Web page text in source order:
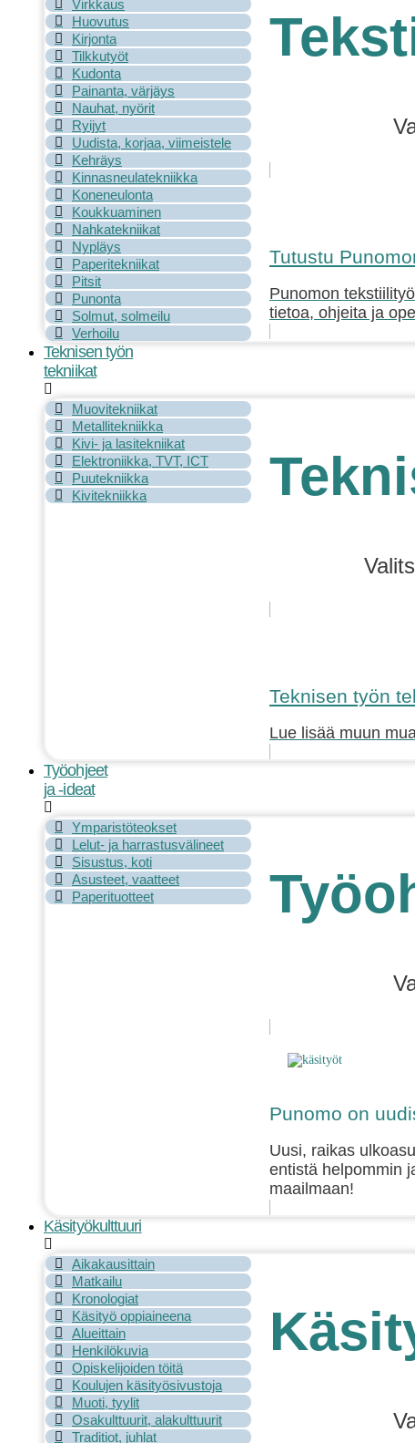
Virkkaus
Huovutus
Kirjonta
Tilkkutyöt
Kudonta
Painanta, värjäys
Nauhat, nyörit
Ryijyt
Uudista, korjaa, viimeistele
Kehräys
Kinnasneulatekniikka
Koneneulonta
Koukkuaminen
Nahkatekniikat
Nypläys
Paperitekniikat
Pitsit
Punonta
Solmut, solmeilu
Verhoilu
Tutustu
Punomon
tietoa, ohjeita ja
Teknisen työn
tekniikat
Muovitekniikat
Metallitekniikka
Kivi- ja lasitekniikat
Elektroniikka, TVT, ICT
Puutekniikka
Kivitekniikka
Teknisen työn
Lue lisää muun
Työohjeet
ja -ideat
Ymparistöteokset
Lelut- ja harrastusvälineet
Sisustus, koti
Asusteet, vaatteet
Paperituotteet
Punomo on
Uusi, raikas
entistä helpommin
maailmaan!
Käsityökulttuuri
Aikakausittain
Matkailu
Kronologiat
Käsityö oppiaineena
Alueittain
Henkilökuvia
Opiskelijoiden töitä
Koulujen käsityösivustoja
Muoti, tyylit
Osakulttuurit, alakulttuurit
Traditiot, juhlat